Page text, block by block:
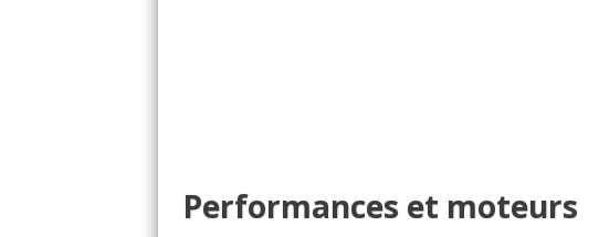
Performances et moteurs